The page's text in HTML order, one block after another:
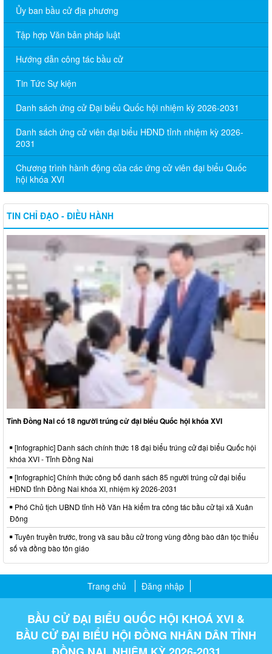
Ủy ban bầu cử địa phương
Tập hợp Văn bản pháp luật
Hướng dẫn công tác bầu cử
Tin Tức Sự kiện
Danh sách ứng cử Đại biểu Quốc hội nhiệm kỳ 2026-2031
Danh sách ứng cử viên đại biểu HĐND tỉnh nhiệm kỳ 2026-
2031
Chương trình hành động của các ứng cử viên đại biểu Quốc
hội khóa XVI
TIN CHỈ ĐẠO - ĐIỀU HÀNH
Tỉnh Đồng Nai có 18 người trúng cử đại biểu Quốc hội khóa XVI
[Infographic] Danh sách chính thức 18 đại biểu trúng cử đại biểu Quốc hội
khóa XVI - Tỉnh Đồng Nai
[Infographic] Chính thức công bố danh sách 85 người trúng cử đại biểu
HĐND tỉnh Đồng Nai khóa XI, nhiệm kỳ 2026-2031
Phó Chủ tịch UBND tỉnh Hồ Văn Hà kiểm tra công tác bầu cử tại xã Xuân
Đông
Tuyên truyền trước, trong và sau bầu cử trong vùng đồng bào dân tộc thiểu
số và đồng bào tôn giáo
Trang chủ Đăng nhập
BẦU CỬ ĐẠI BIỂU QUỐC HỘI KHOÁ XVI &
BẦU CỬ ĐẠI BIỂU HỘI ĐỒNG NHÂN DÂN TỈNH